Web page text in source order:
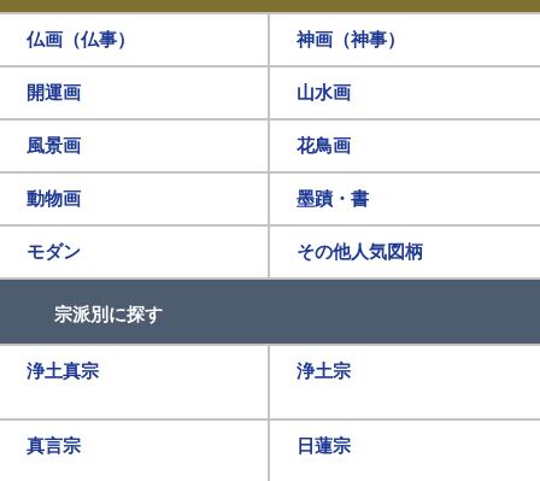
仏画（仏事） 神画（神事）
開運画 山水画
風景画 花鳥画
動物画 墨蹟・書
モダン その他人気図柄
宗派別に探す
浄土真宗 浄土宗
真言宗 日蓮宗